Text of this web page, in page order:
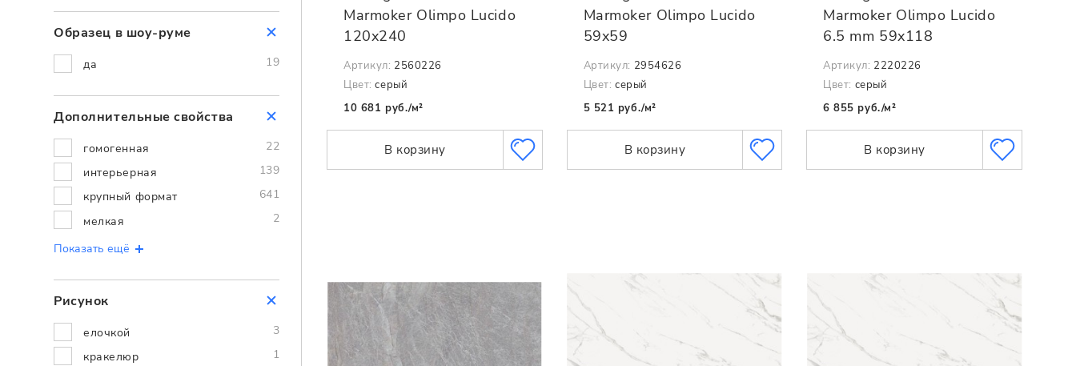
Образец в шоу-руме
да 19
Дополнительные cвойства
гомогенная
22
интерьерная
139
крупный формат
641
мелкая
2
Показать ещё
Рисунок
елочкой
3
кракелюр
1
Marmoker Olimpo Lucido
120x240
Артикул: 2560226
Цвет: серый
10 681 руб./м²
В корзину
Marmoker Olimpo Lucido
59x59
Артикул: 2954626
Цвет: серый
5 521 руб./м²
В корзину
Marmoker Olimpo Lucido
6.5 mm 59x118
Артикул: 2220226
Цвет: серый
6 855 руб./м²
В корзину